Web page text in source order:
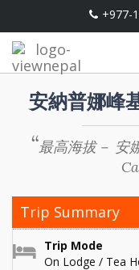
+977-
安納普娜峰
最高海拔－ 安
Trip Summary
Trip Mode
On Lodge / Tea